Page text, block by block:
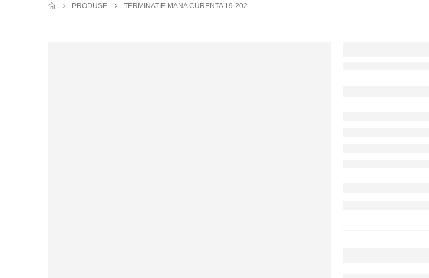
PRODUSE TERMINATIE MANA CURENTA 19-202